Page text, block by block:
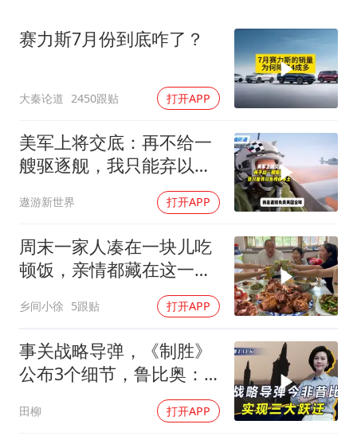
朱雨玲晋级WTT横滨冠军赛女单八强
“中国蔬菜之乡”最高温达41.8℃
东方之约 相约未来
赛力斯7月份到底咋了？
大秦论道 2450跟贴 打开APP
美军上将交底：再不给一
艘驱逐舰，我只能弃以色
遨游新世界 打开APP
周末一家人凑在一块儿吃
顿饭，亲情都藏在这一饭
乡间小徐 5跟贴 打开APP
事关战略导弹，《制胜》
公布3个细节，鲁比奥：
田柳 打开APP